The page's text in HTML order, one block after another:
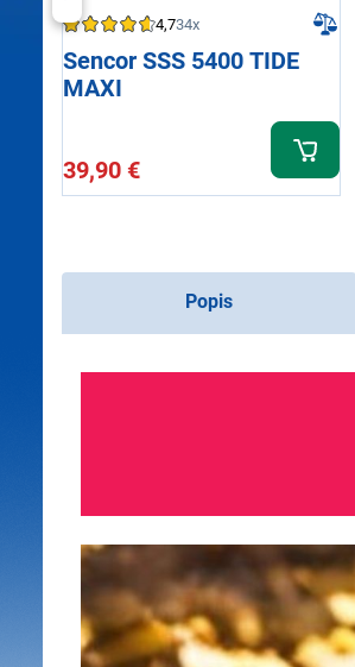
4,734x
Sencor SSS 5400 TIDE
MAXI
39,90 €
Popis